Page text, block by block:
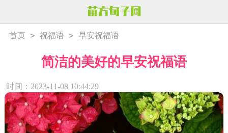
首页 > 祝福语 > 早安祝福语
简洁的美好的早安祝福语
时间：2023-11-08 10:44:29